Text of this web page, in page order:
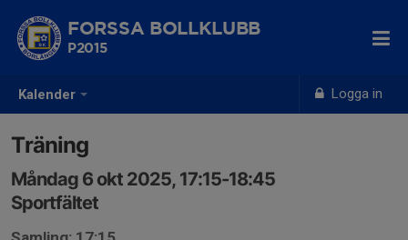
Kalender Logga in
FORSSA BOLLKLUBB
P2015
Träning
Måndag 6 okt 2025, 17:15-18:45
Sportfältet